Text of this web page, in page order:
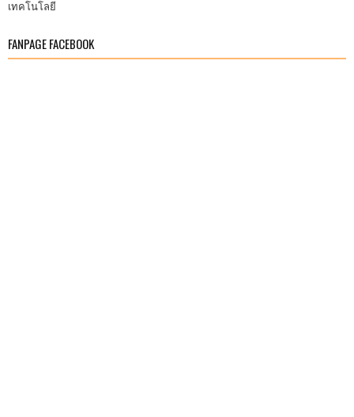
เทคโนโลยี
FANPAGE FACEBOOK